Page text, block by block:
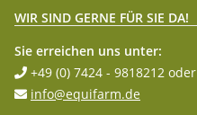
WIR SIND GERNE FÜR SIE DA!
Sie erreichen uns unter:
+49 (0) 7424 - 9818212 oder
info@equifarm.de